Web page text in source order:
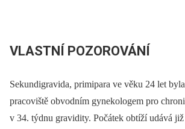
VLASTNÍ POZOROVÁNÍ
Sekundigravida, primipara ve věku 24 let byla
pracoviště obvodním gynekologem pro
v 34. týdnu gravidity. Počátek obtíží udává již